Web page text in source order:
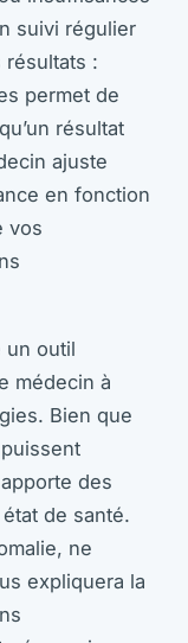
suivi régulier
résultats :
permet de
résultat
ajuste
en fonction
vos
un outil
médecin à
Bien que
des
de santé.
ne
expliquera la